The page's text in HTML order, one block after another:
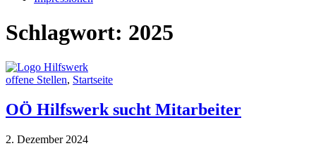
Schlagwort: 2025
offene Stellen, Startseite
OÖ Hilfswerk sucht Mitarbeiter
2. Dezember 2024